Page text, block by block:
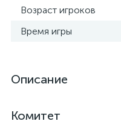
Возраст игроков
Время игры
Описание
Комитет